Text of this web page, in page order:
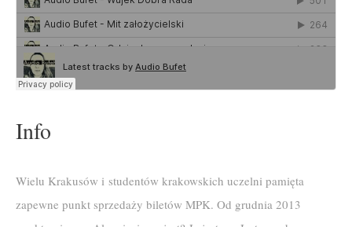
Info
Wielu Krakusów i studentów krakowskich uczelni pamięta
zapewne punkt sprzedaży biletów MPK. Od grudnia 2013